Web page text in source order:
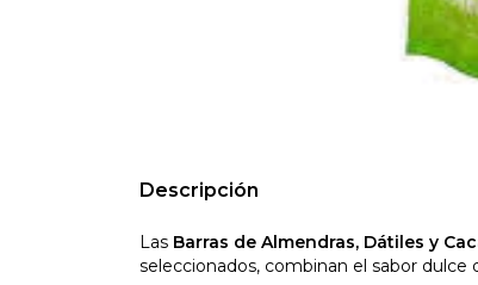
Descripción
Las Barras de Almendras, Dátiles y
seleccionados, combinan el sabor dulce